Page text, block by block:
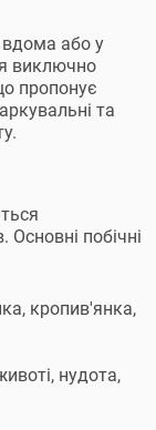
вдома або у
виключно
пропонує
та
Основні побічні
кропив'янка,
нудота,